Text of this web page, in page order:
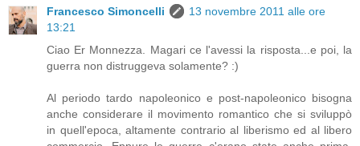
Francesco Simoncelli
13 novembre 2011 alle ore
13:21
Ciao Er Monnezza. Magari ce l'avessi la risposta...e poi, la
guerra non distruggeva solamente? :)
Al periodo tardo napoleonico e post-napoleonico bisogna
anche considerare il movimento romantico che si sviluppò
in quell'epoca, altamente contrario al liberismo ed al libero